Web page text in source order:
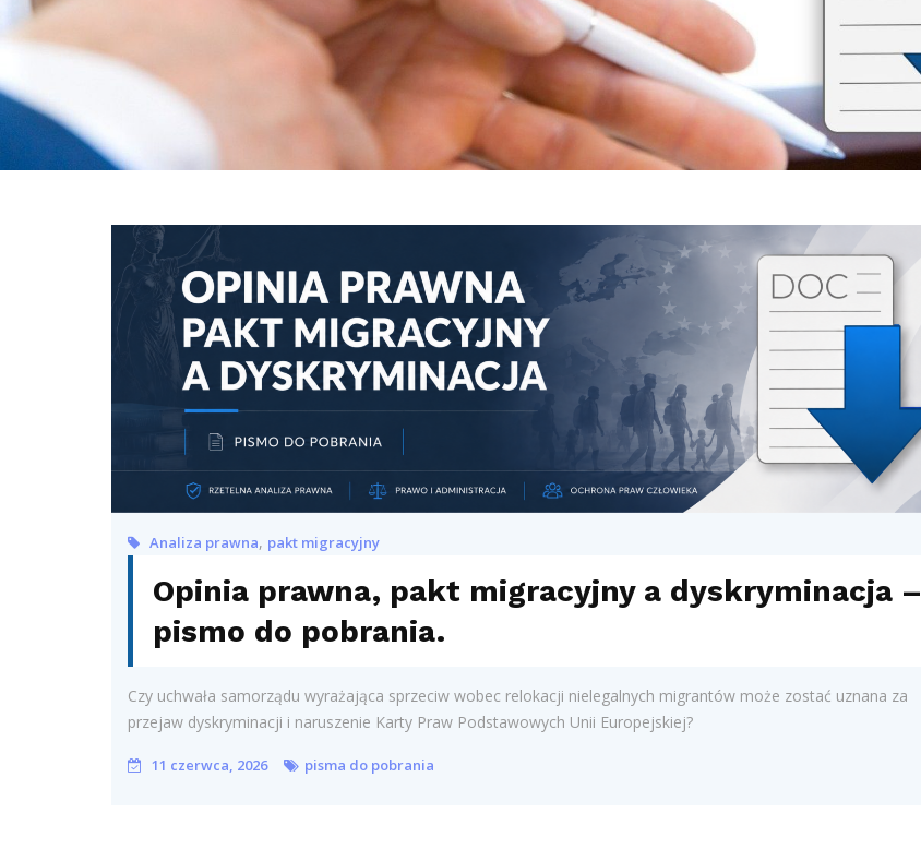
Analiza prawna, pakt migracyjny
Opinia prawna, pakt migracyjny a dyskryminacja –
pismo do pobrania.
Czy uchwała samorządu wyrażająca sprzeciw wobec relokacji nielegalnych migrantów może zostać uznana za
przejaw dyskryminacji i naruszenie Karty Praw Podstawowych Unii Europejskiej?
11 czerwca, 2026 pisma do pobrania